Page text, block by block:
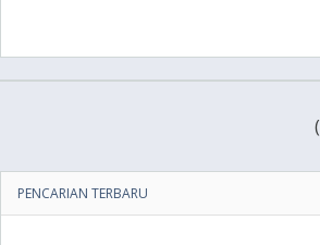
(
PENCARIAN TERBARU